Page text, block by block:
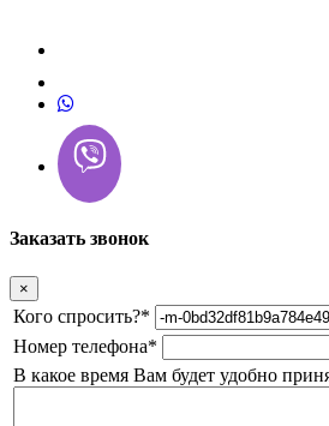
Заказать звонок
×
Кого спросить?*
Номер телефона*
В какое время Вам будет удобно